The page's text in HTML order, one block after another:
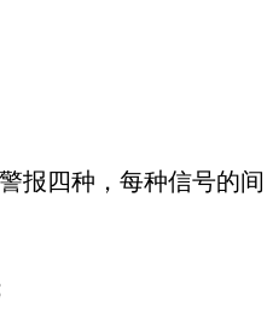
报四种，每种信号的间